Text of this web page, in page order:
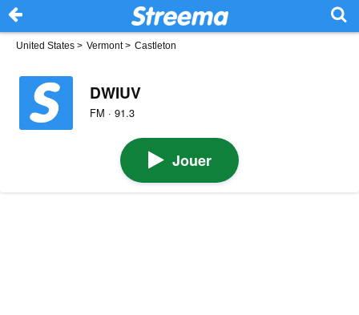
United States > Vermont> Castleton
DWIUV
FM · 91.3
Jouer